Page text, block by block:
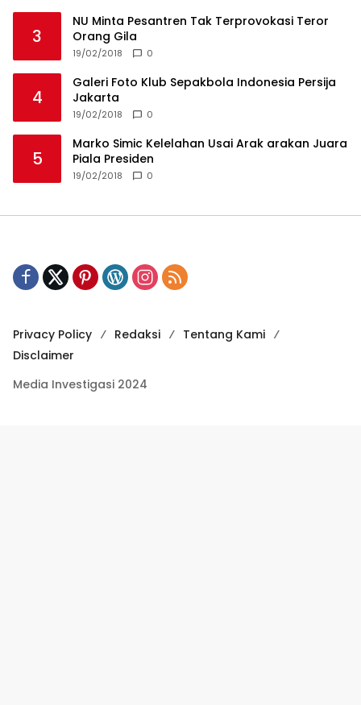
3
NU Minta Pesantren Tak Terprovokasi Teror
Orang Gila
19/02/2018 0
4
Galeri Foto Klub Sepakbola Indonesia Persija
Jakarta
19/02/2018 0
5
Marko Simic Kelelahan Usai Arak arakan Juara
Piala Presiden
19/02/2018 0
Privacy Policy Redaksi
Tentang Kami
Disclaimer
Media Investigasi 2024